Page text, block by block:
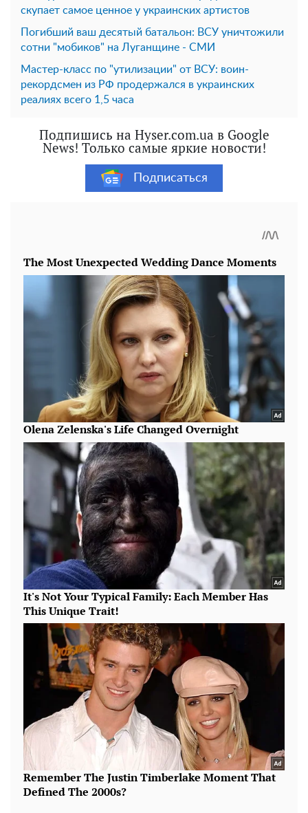
скупает самое ценное у украинских артистов
Погибший ваш десятый батальон: ВСУ уничтожили
сотни "мобиков" на Луганщине - СМИ
Мастер-класс по "утилизации" от ВСУ: воин-
рекордсмен из РФ продержался в украинских
реалиях всего 1,5 часа
Подпишись на Hyser.com.ua в Google
News! Только самые яркие новости!
Подписаться